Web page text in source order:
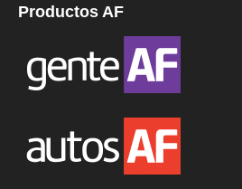
Productos AF